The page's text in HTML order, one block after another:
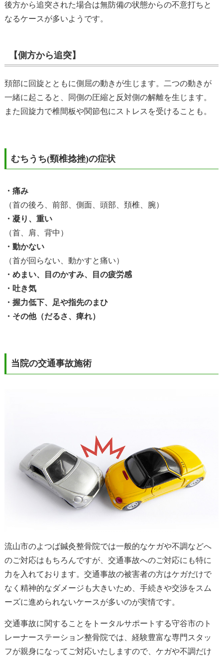
後方から追突された場合は無防備の状態からの不意打ちと
なるケースが多いようです。
【側方から追突】
頚部に回旋とともに側屈の動きが生じます。二つの動きが
一緒に起こると、同側の圧縮と反対側の解離を生じます。
また回旋力で椎間板や関節包にストレスを受けることも。
むちうち(頸椎捻挫)の症状
・痛み
（首の後ろ、前部、側面、頭部、頚椎、腕）
・凝り、重い
（首、肩、背中）
・動かない
（首が回らない、動かすと痛い）
・めまい、目のかすみ、目の疲労感
・吐き気
・握力低下、足や指先のまひ
・その他（だるさ、痺れ）
当院の交通事故施術
流山市のよつば鍼灸整骨院では一般的なケガや不調などへ
のご対応はもちろんですが、交通事故へのご対応にも特に
力を入れております。交通事故の被害者の方はケガだけで
なく精神的なダメージも大きいため、手続きや交渉をスム
ーズに進められないケースが多いのが実情です。
交通事故に関することをトータルサポートする守谷市のト
レーナーステーション整骨院では、経験豊富な専門スタッ
フが親身になってご対応いたしますので、ケガや不調だけ